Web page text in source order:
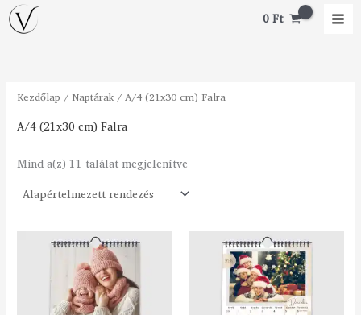
Skip
0Ft
MM
Kezdőlap / Naptárak/ A/4 (21x30 cm) Falra
A/4 (21x30 cm) Falra
Mind a(z) 11 találat megjelenítve